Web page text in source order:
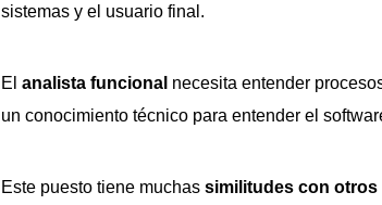
sistemas y el usuario final.
El analista funcional necesita entender
un conocimiento técnico para entender el
Este puesto tiene muchas similitudes con